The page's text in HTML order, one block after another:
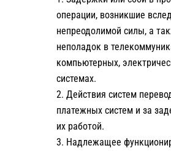
операции, возникшие
непреодолимой силы, а
неполадок в
компьютерных,
системах.
Действия систем
платежных систем и за
их работой.
Надлежащее